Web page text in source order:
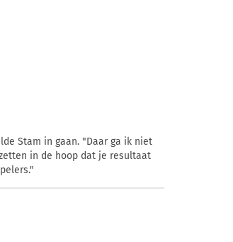
Stam in gaan. "Daar ga ik niet
in de hoop dat je resultaat